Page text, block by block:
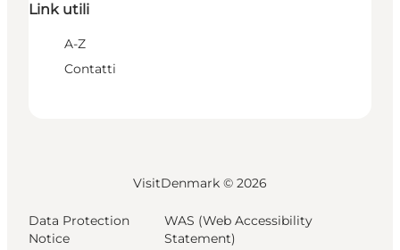
Link utili
A-Z
Contatti
VisitDenmark © 2026
Data Protection
Notice
WAS (Web Accessibility
Statement)